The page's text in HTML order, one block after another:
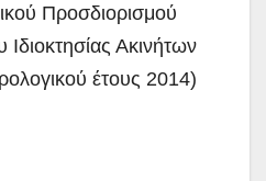
Προσδιορισμού
Ακινήτων
έτους 2014)